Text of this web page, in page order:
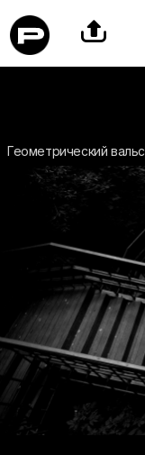

Геометрический вальс